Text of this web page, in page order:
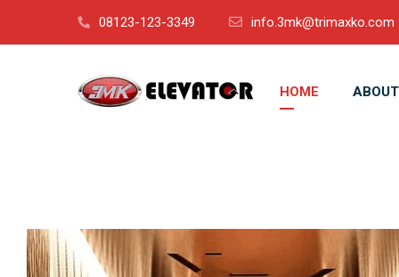
08123-123-3349 info.3mk@trimaxko.com
HOME